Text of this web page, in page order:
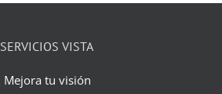
SERVICIOS VISTA
Mejora tu visión